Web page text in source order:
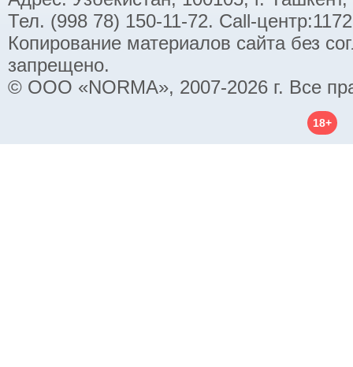
Тел. (998 78) 150-11-72. Call-
Копирование материалов сайта без
запрещено.
© ООО «NORMA», 2007-2026 г. Все
18+